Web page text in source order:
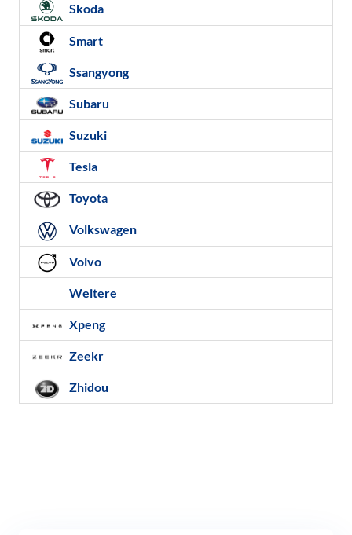
Skoda
Smart
Ssangyong
Subaru
Suzuki
Tesla
Toyota
Volkswagen
Volvo
Weitere
Xpeng
Zeekr
Zhidou